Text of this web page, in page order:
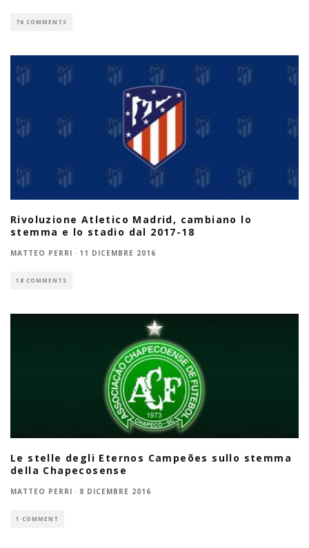
76 COMMENTS
Rivoluzione Atletico Madrid, cambiano lo
stemma e lo stadio dal 2017-18
MATTEO PERRI · 11 DICEMBRE 2016
18 COMMENTS
Le stelle degli Eternos Campeões sullo stemma
della Chapecosense
MATTEO PERRI · 8 DICEMBRE 2016
1 COMMENT